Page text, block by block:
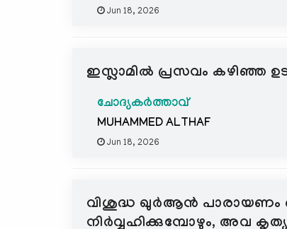
Jun 18, 2026
ഇസ്ലാമിൽ പ്രസവം കഴിഞ്ഞ
ചോദ്യകർത്താവ്
MUHAMMED ALTHAF
Jun 18, 2026
വിശുദ്ധ ഖുർആൻ പാരായണം
നിർവ്വഹിക്കുമ്പോഴും, അവ